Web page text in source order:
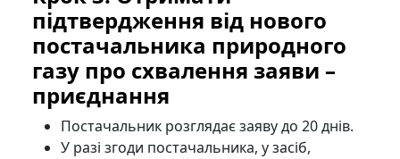
підтвердження від нового
постачальника природного
газу про схвалення заяви –
приєднання
Постачальник розглядає заяву до 20 днів.
У разі згоди постачальника, у засіб,